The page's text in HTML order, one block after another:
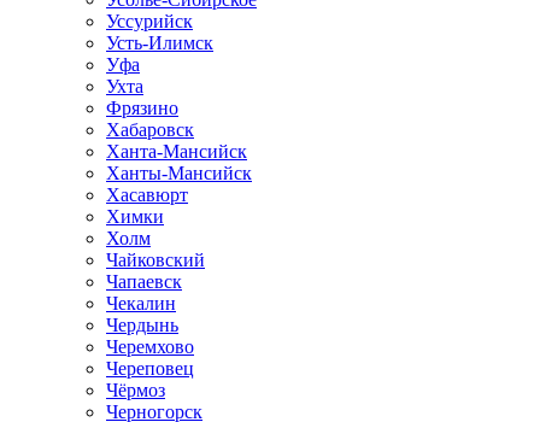
Уссурийск
Усть-Илимск
Уфа
Ухта
Фрязино
Хабаровск
Ханта-Мансийск
Ханты-Мансийск
Хасавюрт
Химки
Холм
Чайковский
Чапаевск
Чекалин
Чердынь
Черемхово
Череповец
Чёрмоз
Черногорск